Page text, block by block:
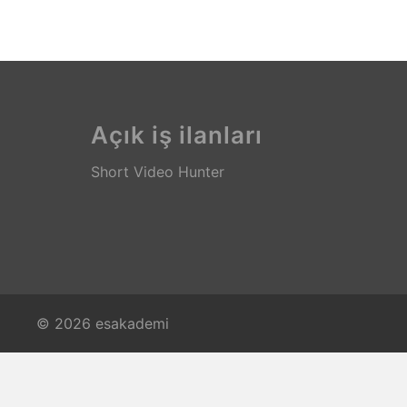
Açık iş ilanları
Short Video Hunter
© 2026 esakademi